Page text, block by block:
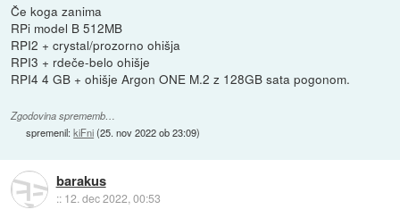
Če koga zanima
RPi model B 512MB
RPI2 + crystal/prozorno ohišja
RPI3 + rdeče-belo ohišje
RPI4 4 GB + ohišje Argon ONE M.2 z 128GB sata pogonom.
Zgodovina sprememb…
spremenil:kiFni(25. nov 2022 ob 23:09)
barakus
:: 12. dec 2022, 00:53